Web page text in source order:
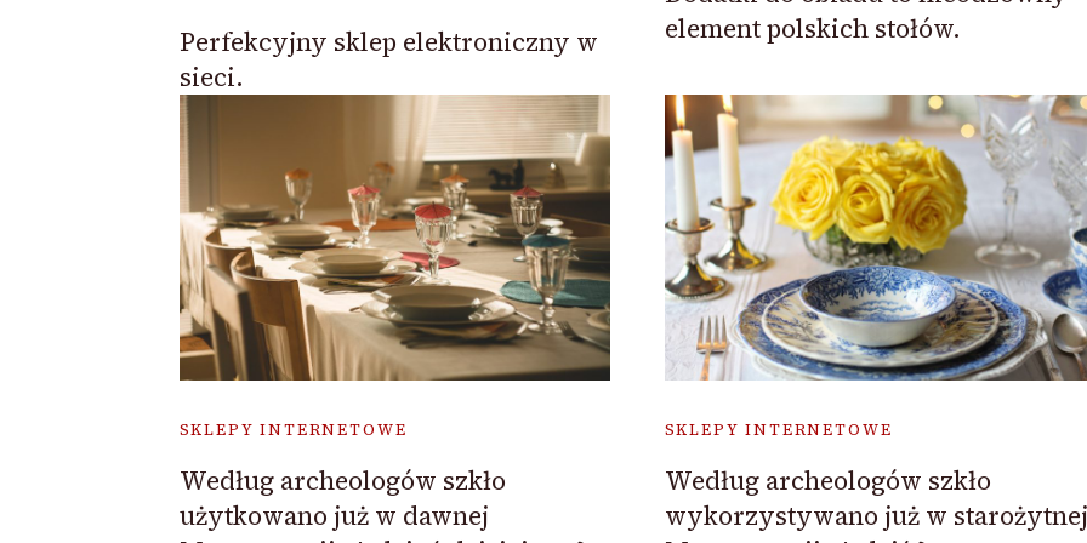
Perfekcyjny sklep elektroniczny w
sieci.
element polskich stołów.
SKLEPY INTERNETOWE
Według archeologów szkło
użytkowano już w dawnej
SKLEPY INTERNETOWE
Według archeologów szkło
wykorzystywano już w starożytnej